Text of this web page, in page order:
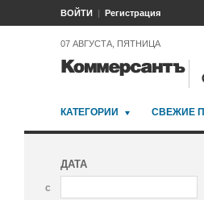
ВОЙТИ Регистрация
07 АВГУСТА, ПЯТНИЦА
КАТЕГОРИИ СВЕЖИЕ
ДАТА
с